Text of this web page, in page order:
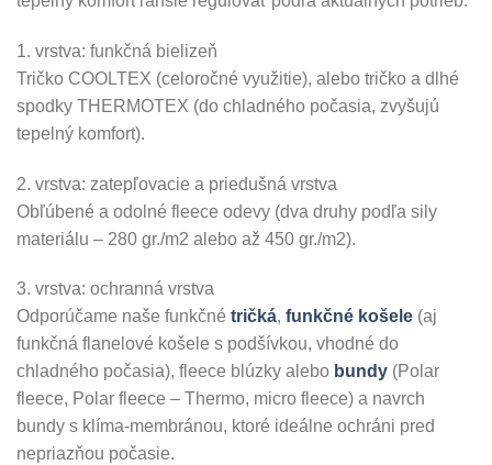
1. vrstva: funkčná bielizeň
Tričko COOLTEX (celoročné využitie), alebo tričko a dlhé
spodky THERMOTEX (do chladného počasia, zvyšujú
tepelný komfort).
2. vrstva: zatepľovacie a priedušná vrstva
Obľúbené a odolné fleece odevy (dva druhy podľa sily
materiálu – 280 gr./m2 alebo až 450 gr./m2).
3. vrstva: ochranná vrstva
Odporúčame naše funkčné tričká, funkčné košele (aj
funkčná flanelové košele s podšívkou, vhodné do
chladného počasia), fleece blúzky alebo bundy (Polar
fleece, Polar fleece – Thermo, micro fleece) a navrch
bundy s klíma-membránou, ktoré ideálne ochráni pred
nepriazňou počasie.